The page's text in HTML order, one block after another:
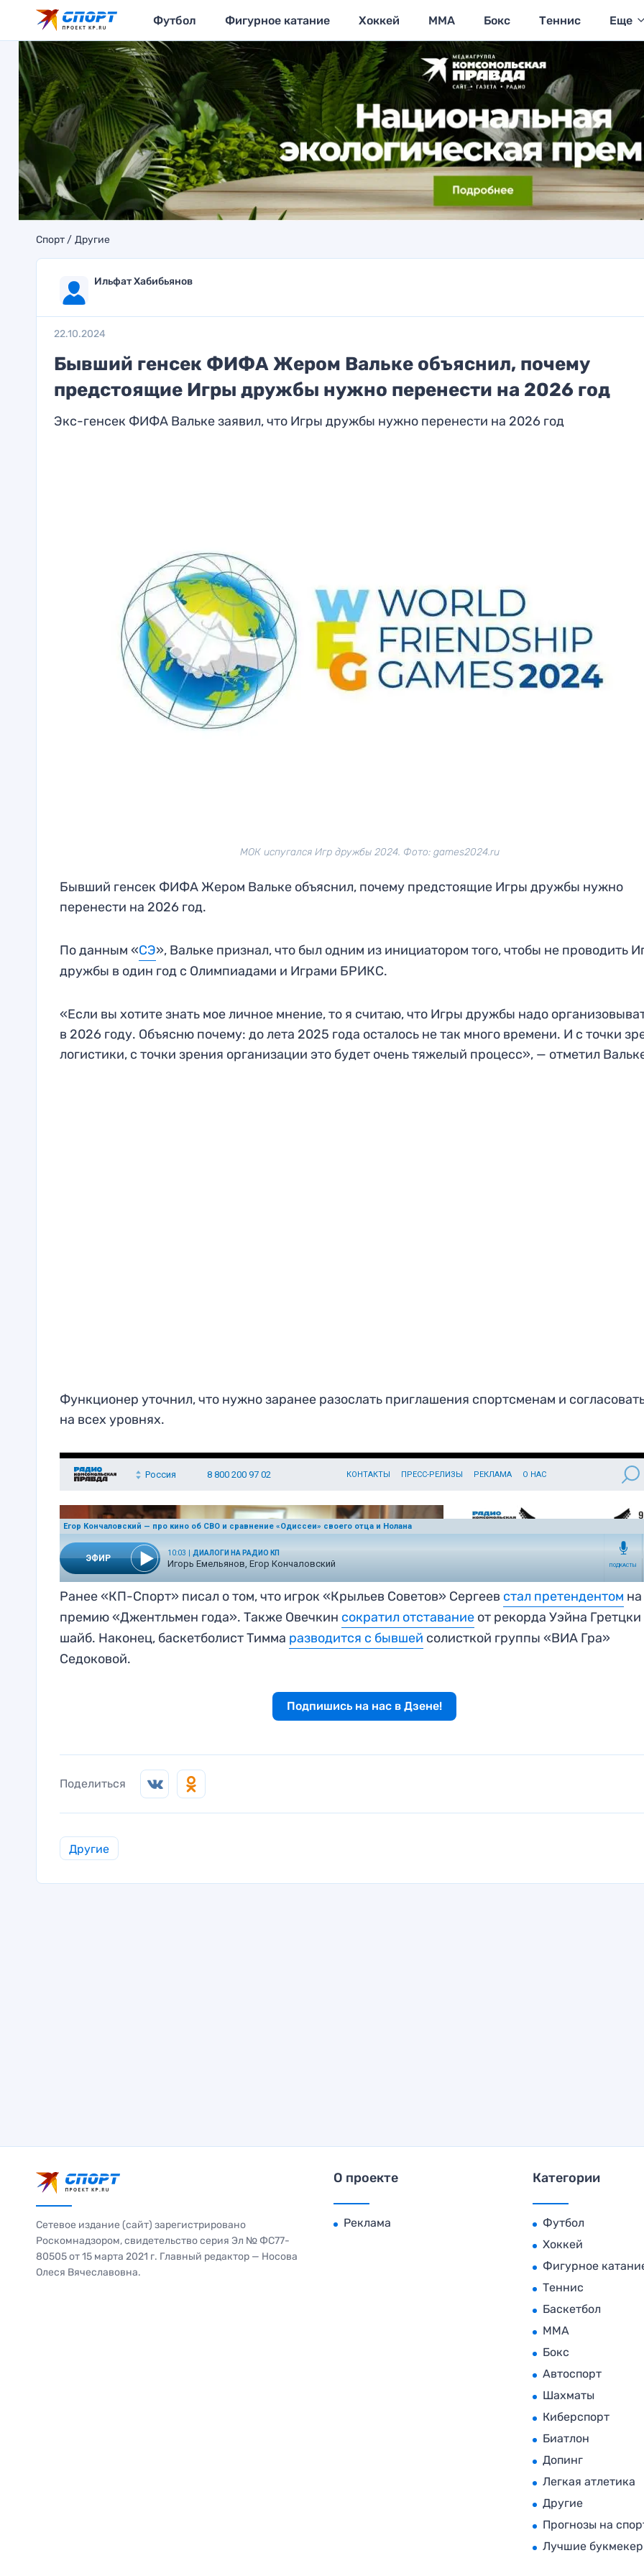
Футбол Фигурное катание Хоккей MMA Бокс Теннис Еще
Спорт Другие
Ильфат Хабибьянов
22.10.2024
Бывший генсек ФИФА Жером Вальке объяснил, почему
предстоящие Игры дружбы нужно перенести на 2026 год
Экс-генсек ФИФА Вальке заявил, что Игры дружбы нужно перенести на 2026 год
МОК испугался Игр дружбы 2024. Фото: games2024.ru
Бывший генсек ФИФА Жером Вальке объяснил, почему предстоящие Игры дружбы нужно
перенести на 2026 год.
По данным «СЭ», Вальке признал, что был одним из инициатором того, чтобы не проводить
дружбы в один год с Олимпиадами и Играми БРИКС.
«Если вы хотите знать мое личное мнение, то я считаю, что Игры дружбы надо
в 2026 году. Объясню почему: до лета 2025 года осталось не так много времени. И с точки
логистики, с точки зрения организации это будет очень тяжелый процесс», — отметил
Функционер уточнил, что нужно заранее разослать приглашения спортсменам и
на всех уровнях.
Ранее «КП-Спорт» писал о том, что игрок «Крыльев Советов» Сергеев стал претендентом на
премию «Джентльмен года». Также Овечкин сократил отставаниеот рекорда Уэйна Гретцки
шайб. Наконец, баскетболист Тимма разводится с бывшей солисткой группы «ВИА Гра»
Седоковой.
Подпишись на нас в Дзене!
Поделиться
Другие
Сетевое издание (сайт) зарегистрировано
Роскомнадзором, свидетельство серия Эл № ФС77-
80505 от 15 марта 2021 г. Главный редактор — Носова
Олеся Вячеславовна.
О проекте
Реклама
Категории
Футбол
Хоккей
Фигурное
Теннис
Баскетбол
MMA
Бокс
Автоспорт
Шахматы
Киберспорт
Биатлон
Допинг
Легкая атлетика
Другие
Прогнозы на
Лучшие